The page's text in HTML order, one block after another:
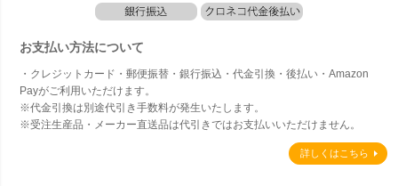
お支払い方法について
・クレジットカード・郵便振替・銀行振込・代金引換・後払い・Amazon
Payがご利用いただけます。
※代金引換は別途代引き手数料が発生いたします。
※受注生産品・メーカー直送品は代引きではお支払いいただけません。
詳しくはこちら